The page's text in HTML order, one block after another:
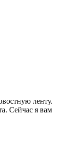
ленту.
Сейчас я вам